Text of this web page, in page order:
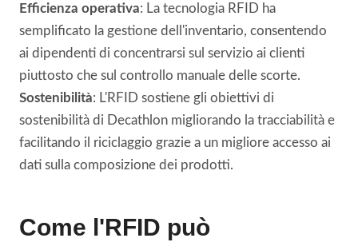
Efficienza operativa: La tecnologia RFID ha
semplificato la gestione dell'inventario, consentendo
ai dipendenti di concentrarsi sul servizio ai clienti
piuttosto che sul controllo manuale delle scorte.
Sostenibilità: L'RFID sostiene gli obiettivi di
sostenibilità di Decathlon migliorando la tracciabilità e
facilitando il riciclaggio grazie a un migliore accesso ai
dati sulla composizione dei prodotti.
Come l'RFID può